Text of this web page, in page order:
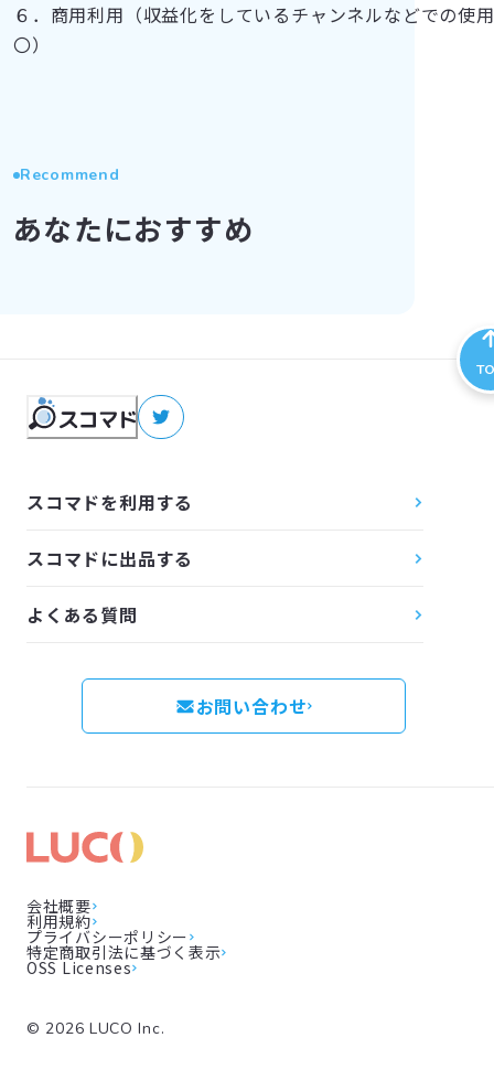
６．商用利用（収益化をしているチャンネルなどでの使用
〇）
Recommend
あなたにおすすめ
スコマドを利用する
スコマドに出品する
よくある質問
お問い合わせ
会社概要
利用規約
プライバシーポリシー
特定商取引法に基づく表示
OSS Licenses
© 2026 LUCO Inc.